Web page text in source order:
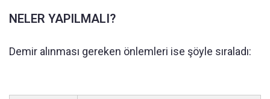
NELER YAPILMALI?
Demir alınması gereken önlemleri ise şöyle sıraladı: